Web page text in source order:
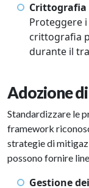
Crittografia
Proteggere i
crittografia
durante il
Adozione
Standardizzare le
framework
strategie di
possono fornire
Gestione